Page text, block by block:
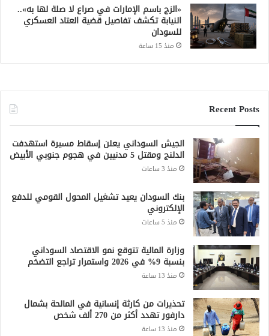
«الزج باسم الإمارات في صراع لا صلة لها به»..
النيابة تكشف تفاصيل قضية العتاد العسكري
للسودان
منذ 15 ساعة
Recent Posts
الجيش السوداني يعلن إسقاط مسيرة استهدفت
الدلنج ومقتل 5 مدنيين في هجوم جنوبي الأبيض
منذ 3 ساعات
بنك السودان يعيد تشغيل المحول القومي للدفع
الإلكتروني
منذ 5 ساعات
وزارة المالية تتوقع نمو الاقتصاد السوداني
بنسبة 9% في 2026 واستمرار تراجع التضخم
منذ 13 ساعة
تحذيرات من كارثة إنسانية في المالحة بشمال
دارفور تهدد أكثر من 270 ألف شخص
منذ 13 ساعة